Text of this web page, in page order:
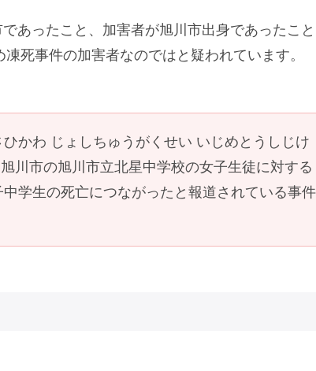
あったこと、加害者が旭川市出身であったこ
死事件の加害者なのではと疑われています。
ひかわ じょしちゅうがくせい いじめとうしじけ
川市の旭川市立北星中学校の女子生徒に対する
学生の死亡につながったと報道されている事件